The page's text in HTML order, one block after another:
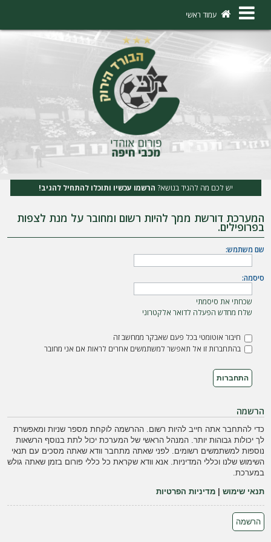
×
ו
ר
ש
מ
עמוד ראשי
יש לכם מה להגיד בנושא? הרשמו עכשיו ותוכלו להתחיל להגיב!
המערכת דורשת ממך להיות רשום ומחובר על מנת לצפות
בפרופילים.
שם משתמש:
סיסמה:
שכחתי את סיסמתי
שלח מחדש הפעלה לדואר אלקטרוני
חיבור אוטומטי בכל פעם שאבקר ממחשב זה
בהתחברות זו אל תאפשר למשתמשים אחרים לראות אם אני מחובר
הרשמה
כדי להתחבר אתה חייב להיות רשום. ההרשמה לוקחת מספר שניות ומאפשרת
לך יכולות גבוהות יותר. המנהל הראשי של המערכת יכול לתת בנוסף הרשאות
נוספות למשתמשים רשומים. לפני שאתה מתחבר וודא שאתה מסכים עם תנאי
השימוש שלנו וכללי המדיניות. אנא וודא שקראת כל כללי פורום בזמן שאתה גולש
במערכת.
תנאי שימוש |מדיניות הפרטיות
הרשמה